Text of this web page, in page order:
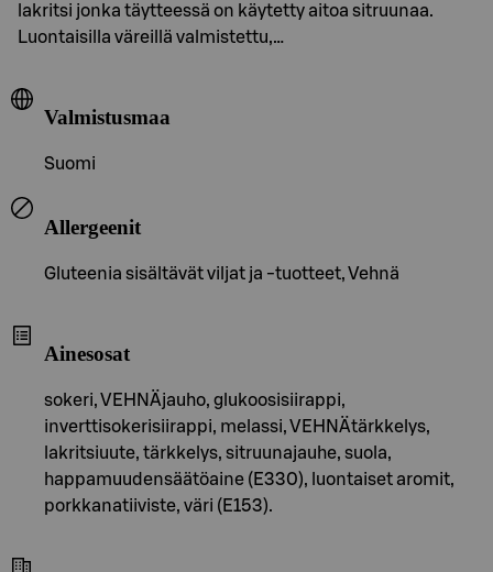
lakritsi jonka täytteessä on käytetty aitoa sitruunaa.
Luontaisilla väreillä valmistettu,…
Valmistusmaa
Suomi
Allergeenit
Gluteenia sisältävät viljat ja -tuotteet, Vehnä
Ainesosat
sokeri, VEHNÄjauho, glukoosisiirappi,
inverttisokerisiirappi, melassi, VEHNÄtärkkelys,
lakritsiuute, tärkkelys, sitruunajauhe, suola,
happamuudensäätöaine (E330), luontaiset aromit,
porkkanatiiviste, väri (E153).